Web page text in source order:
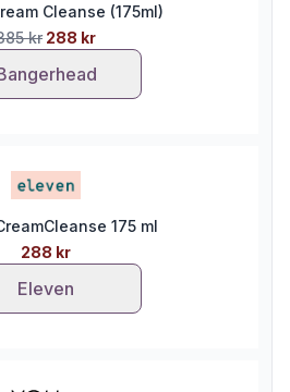
Cleanse (175ml)
kr 288 kr
175 ml
288 kr
Eleven